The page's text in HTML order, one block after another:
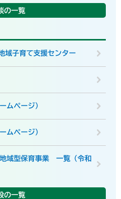
の一覧
域子育て支援センター
ムページ）
ムページ）
域型保育事業 一覧（令和
の一覧